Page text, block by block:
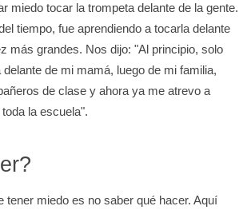
miedo tocar la trompeta delante de la gente.
tiempo, fue aprendiendo a tocarla delante
más grandes. Nos dijo: "Al principio, solo
de mi mamá, luego de mi familia,
de clase y ahora ya me atrevo a
la escuela".
tener miedo es no saber qué hacer. Aquí